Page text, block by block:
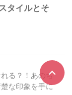
タイルとそ
る？！あのち
な印象を手に